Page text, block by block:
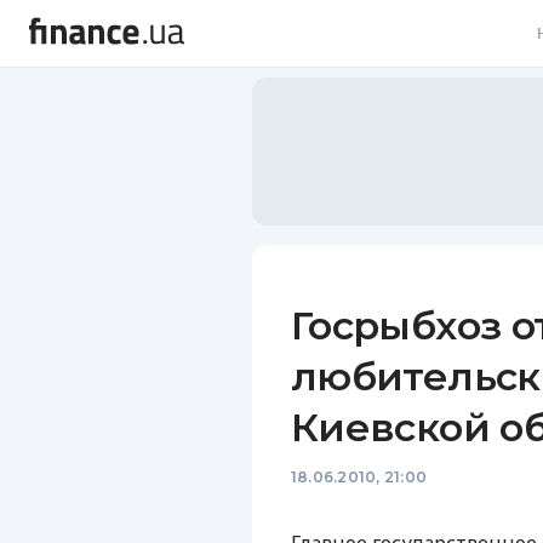
Госрыбхоз
Киевской
18.06.2010, 21:00